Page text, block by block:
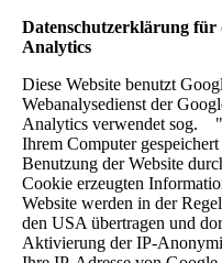
Datenschutzerklärung für
Analytics
Diese Website benutzt
Webanalysedienst der
Analytics verwendet sog.
Ihrem Computer
Benutzung der Website
Cookie erzeugten
Website werden in der
den USA übertragen und
Aktivierung der IP-